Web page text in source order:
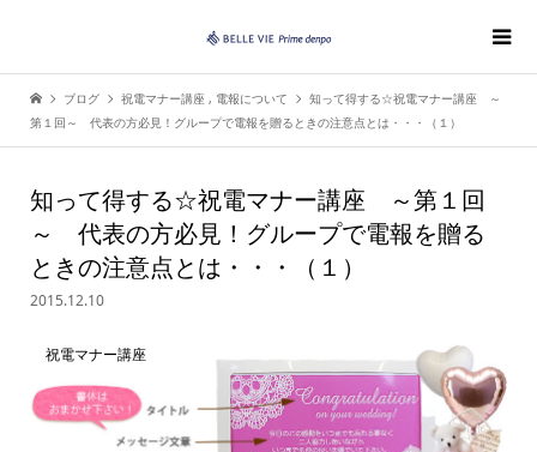
ブログ 祝電マナー講座 , 電報について
知って得する☆祝電マナー講座 ～
第１回～ 代表の方必見！グループで電報を贈るときの注意点とは・・・（１）
知って得する☆祝電マナー講座 ～第１回
～ 代表の方必見！グループで電報を贈る
ときの注意点とは・・・（１）
2015.12.10
祝電マナー講座